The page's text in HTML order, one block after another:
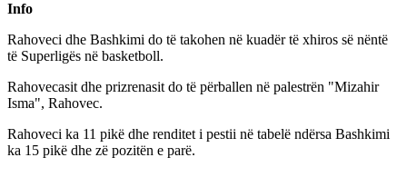
Info
Rahoveci dhe Bashkimi do të takohen në kuadër të xhiros së nëntë
të Superligës në basketboll.
Rahovecasit dhe prizrenasit do të përballen në palestrën "Mizahir
Isma", Rahovec.
Rahoveci ka 11 pikë dhe renditet i pestii në tabelë ndërsa Bashkimi
ka 15 pikë dhe zë pozitën e parë.